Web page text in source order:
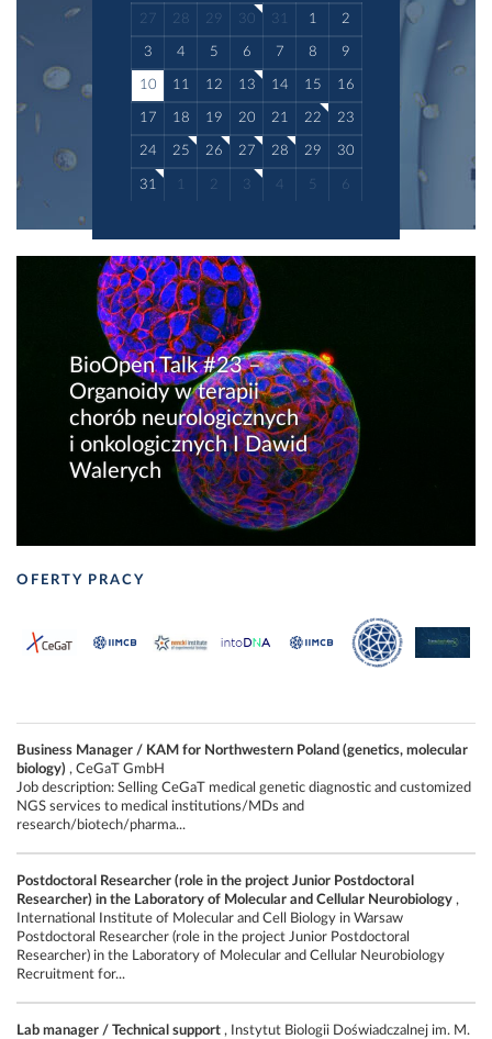
27 28 29 30 31 1 2
3 4 5 6 7 8 9
10 11 12 13 14 15 16
17 18 19 20 21 22 23
24 25 26 27 28 29 30
31 1 2 3 4 5 6
BioOpen Talk #23 –
Organoidy w terapii
chorób neurologicznych
i onkologicznych I Dawid
Walerych
OFERTY PRACY
Business Manager / KAM for Northwestern Poland (genetics, molecular
biology) , CeGaT GmbH
Job description: Selling CeGaT medical genetic diagnostic and customized
NGS services to medical institutions/MDs and
research/biotech/pharma...
Postdoctoral Researcher (role in the project Junior Postdoctoral
Researcher) in the Laboratory of Molecular and Cellular Neurobiology ,
International Institute of Molecular and Cell Biology in Warsaw
Postdoctoral Researcher (role in the project Junior Postdoctoral
Researcher) in the Laboratory of Molecular and Cellular Neurobiology
Recruitment for...
Lab manager / Technical support , Instytut Biologii Doświadczalnej im. M.